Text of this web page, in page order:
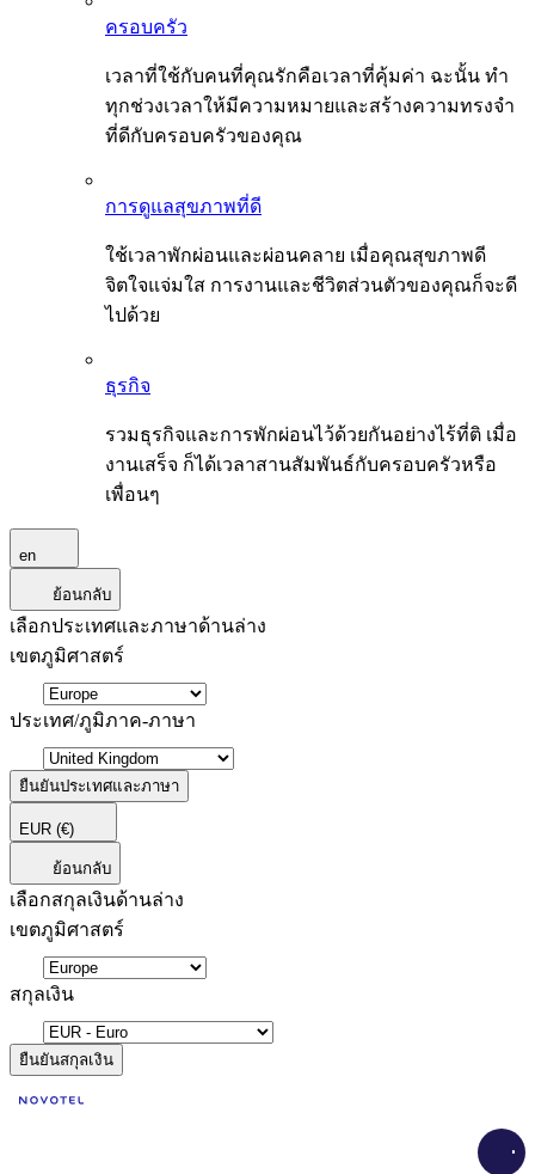
ครอบครัว
เวลาที่ใช้กับคนที่คุณรักคือเวลาที่คุ้มค่า ฉะนั้น ทำ
ทุกช่วงเวลาให้มีความหมายและสร้างความทรงจำ
ที่ดีกับครอบครัวของคุณ
การดูแลสุขภาพที่ดี
ใช้เวลาพักผ่อนและผ่อนคลาย เมื่อคุณสุขภาพดี
จิตใจแจ่มใส การงานและชีวิตส่วนตัวของคุณก็จะดี
ไปด้วย
ธุรกิจ
รวมธุรกิจและการพักผ่อนไว้ด้วยกันอย่างไร้ที่ติ เมื่อ
งานเสร็จ ก็ได้เวลาสานสัมพันธ์กับครอบครัวหรือ
เพื่อนๆ
en
ย้อนกลับ
เลือกประเทศและภาษาด้านล่าง
เขตภูมิศาสตร์
ประเทศ/ภูมิภาค-ภาษา
ยืนยันประเทศและภาษา
EUR (€)
ย้อนกลับ
เลือกสกุลเงินด้านล่าง
เขตภูมิศาสตร์
สกุลเงิน
ยืนยันสกุลเงิน